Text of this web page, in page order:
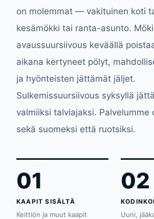
on molemmat — vakituinen koti
kesämökki tai ranta-asunto.
avaussuursiivous keväällä
aikana kertyneet pölyt,
ja hyönteisten jättämät jäljet.
Sulkemissuursiivous syksyllä
valmiiksi talviajaksi. Palvelumme
sekä suomeksi että ruotsiksi.
01
KAAPIT SISÄLTÄ
Keittiön ja muut kaapit
02
Uuni,